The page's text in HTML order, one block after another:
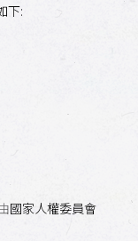
下:
國家人權委員會